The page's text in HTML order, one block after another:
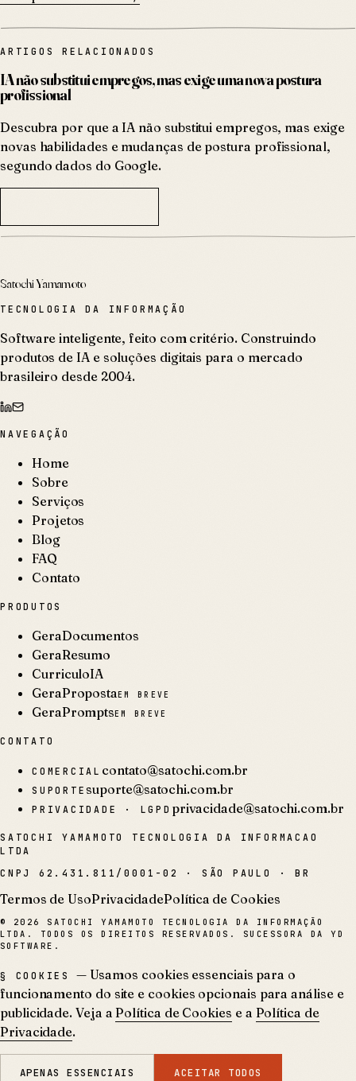
ARTIGOS RELACIONADOS
IA não substitui empregos, mas exige uma nova postura
profissional
Descubra por que a IA não substitui empregos, mas exige
novas habilidades e mudanças de postura profissional,
segundo dados do Google.
Satochi Yamamoto
TECNOLOGIA DA INFORMAÇÃO
Software inteligente, feito com critério. Construindo
produtos de IA e soluções digitais para o mercado
brasileiro desde 2004.
NAVEGAÇÃO
Home
Sobre
Serviços
Projetos
Blog
FAQ
Contato
PRODUTOS
GeraDocumentos
GeraResumo
CurriculoIA
GeraPropostaEM BREVE
GeraPromptsEM BREVE
CONTATO
COMERCIAL contato@satochi.com.br
SUPORTEsuporte@satochi.com.br
PRIVACIDADE · LGPD privacidade@satochi.com.br
SATOCHI YAMAMOTO TECNOLOGIA DA INFORMACAO
LTDA
CNPJ 62.431.811/0001-02 · SÃO PAULO · BR
Termos de UsoPrivacidadePolítica de Cookies
© 2026
SATOCHI YAMAMOTO TECNOLOGIA DA INFORMAÇÃO
LTDA. TODOS OS DIREITOS RESERVADOS. SUCESSORA DA YD
SOFTWARE.
§ COOKIES
— Usamos cookies essenciais para o
funcionamento do site e cookies opcionais para análise e
publicidade. Veja a Política de Cookies e a Política de
Privacidade.
APENAS ESSENCIAIS ACEITAR TODOS